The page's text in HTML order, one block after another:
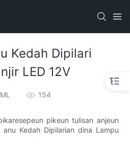
Kedah Dipilari
LED 12V
154
pikeun tulisan anjeun
Kedah Dipilarian dina Lampu